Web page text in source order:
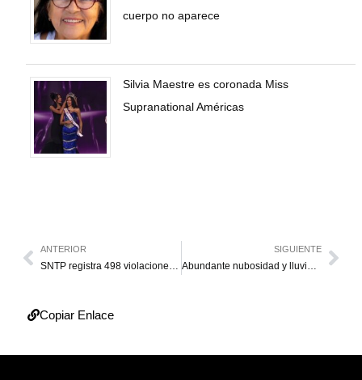
cuerpo no aparece
Silvia Maestre es coronada Miss
Supranational Américas
ANTERIOR
SNTP registra 498 violaciones a la libertad de expresión
SIGUIENTE
Abundante nubosidad y lluvias para este miércoles
Copiar Enlace